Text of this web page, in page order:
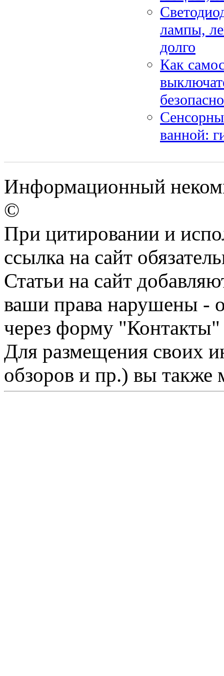
лампы,
долго
Как
ванной:
Информационный
©
При цитировании и
ссылка на сайт
Статьи на сайт
ваши права нарушены -
через форму "Контакты"
Для размещения своих
обзоров и пр.) вы также